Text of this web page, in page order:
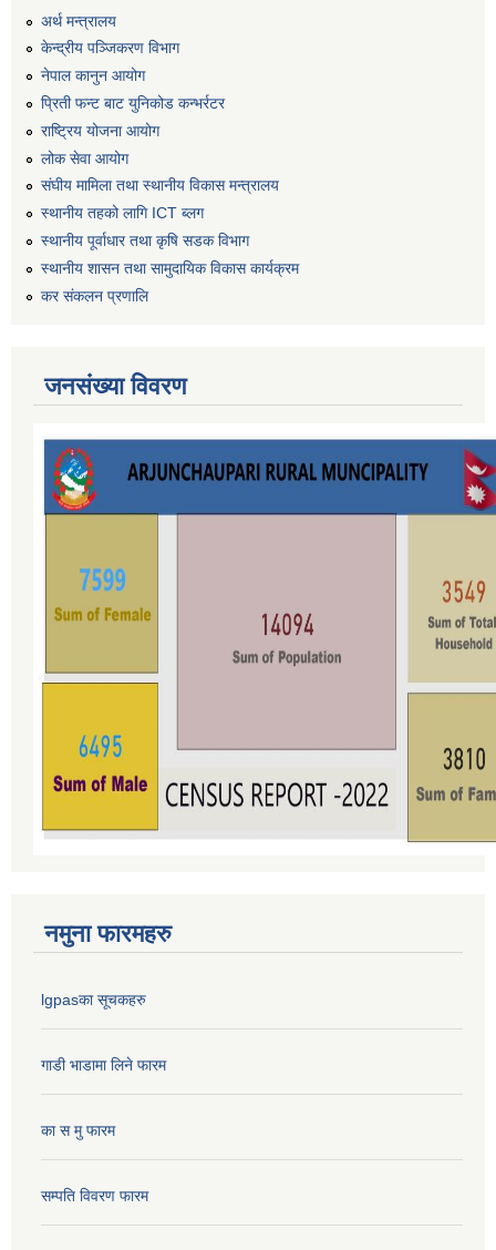
अर्थ मन्त्रालय
केन्द्रीय पञ्जिकरण विभाग
नेपाल कानुन आयोग
प्रिती फन्ट बाट युनिकोड कन्भर्रटर
राष्ट्रिय योजना आयोग
लोक सेवा आयोग
संघीय मामिला तथा स्थानीय विकास मन्त्रालय
स्थानीय तहको लागि ICT ब्लग
स्थानीय पूर्वाधार तथा कृषि सडक विभाग
स्थानीय शासन तथा सामुदायिक विकास कार्यक्रम
कर स‌ंकलन प्रणालि
जनसंख्या विवरण
नमुना फारमहरु
lgpasका सूचकहरु
गाडी भाडामा लिने फारम
का स मु फारम
सम्पति विवरण फारम